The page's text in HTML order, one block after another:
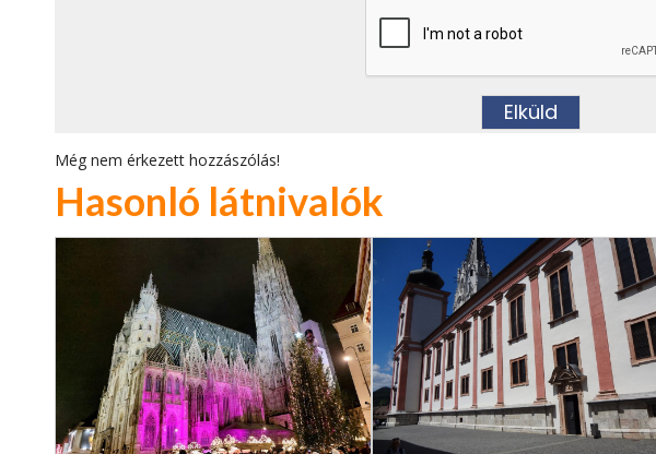
Még nem érkezett hozzászólás!
Hasonló látnivalók